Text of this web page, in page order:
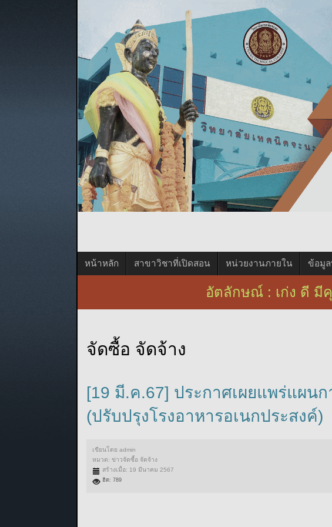
หน้าหลัก สาขาวิชาที่เปิดสอน หน่วยงานภายใน ข้อมู
อัตลักษณ์ : เก่ง
จัดซื้อ จัดจ้าง
[19 มี.ค.67] ประกาศเผยแพร่แผน
(ปรับปรุงโรงอาหารอเนกประสงค์)
เขียนโดยadmin
หมวด:ข่าวจัดซื้อ จัดจ้าง
สร้างเมื่อ: 19 มีนาคม 2567
ฮิต: 789